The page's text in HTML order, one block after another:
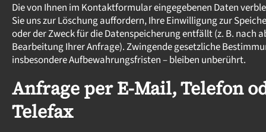
Die von Ihnen im Kontaktformular eingegebenen Daten
Sie uns zur Löschung auffordern, Ihre Einwilligung zur
oder der Zweck für die Datenspeicherung entfällt (z. B. nach
Bearbeitung Ihrer Anfrage). Zwingende gesetzliche
insbesondere Aufbewahrungsfristen – bleiben unberührt.
Anfrage per E-Mail, Telefon
Telefax